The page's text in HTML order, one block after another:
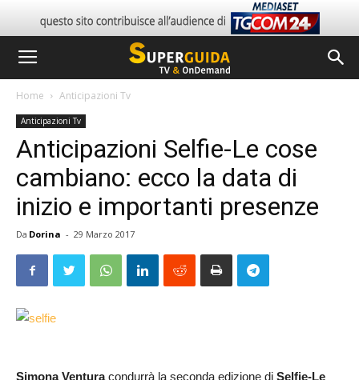
Home Anticipazioni Tv
Anticipazioni Tv
Anticipazioni Selfie-Le cose
cambiano: ecco la data di
inizio e importanti presenze
Da Dorina - 29 Marzo 2017
Simona Venturacondurrà la seconda edizione di Selfie-Le